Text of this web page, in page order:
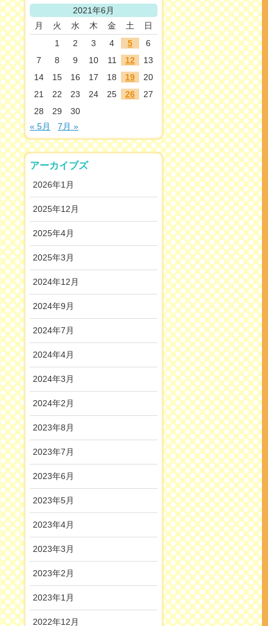
2021年6月
月
火 水 木 金 土
日
1
2 3 4 5
6
7
8 9 10 11 12
13
14
15 16 17 18 19
20
21
22 23 24 25 26
27
28
29
30
« 5月
7月 »
アーカイブズ
2026年1月
2025年12月
2025年4月
2025年3月
2024年12月
2024年9月
2024年7月
2024年4月
2024年3月
2024年2月
2023年8月
2023年7月
2023年6月
2023年5月
2023年4月
2023年3月
2023年2月
2023年1月
2022年12月